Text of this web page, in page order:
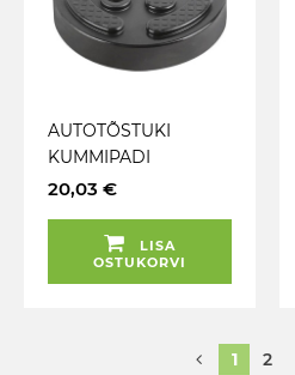
AUTOTÕSTUKI
KUMMIPADI
ÜMMARGUNE 140MM
KINNITUSAVA) JBM
20,03 €
LISA
OSTUKORVI
1 2